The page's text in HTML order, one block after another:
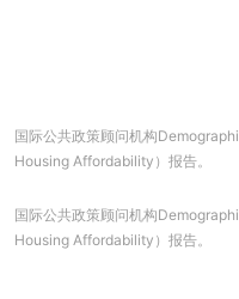
国际公共政策顾问机构
Housing Affordability）报告。
国际公共政策顾问机构
Housing Affordability）报告。